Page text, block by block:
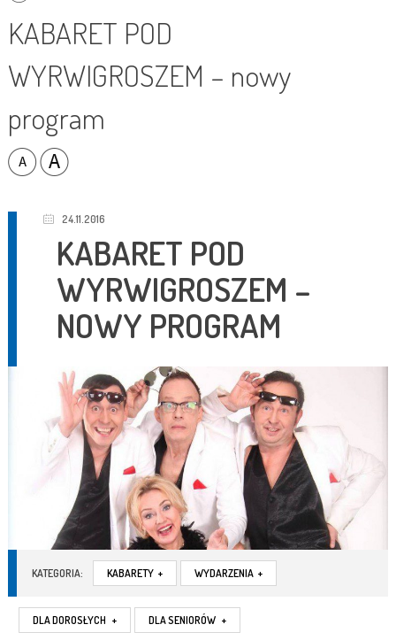
KABARET POD
WYRWIGROSZEM – nowy
program
24.11.2016
KABARET POD
WYRWIGROSZEM –
NOWY PROGRAM
KATEGORIA: KABARETY + WYDARZENIA +
DLA DOROSŁYCH + DLA SENIORÓW +